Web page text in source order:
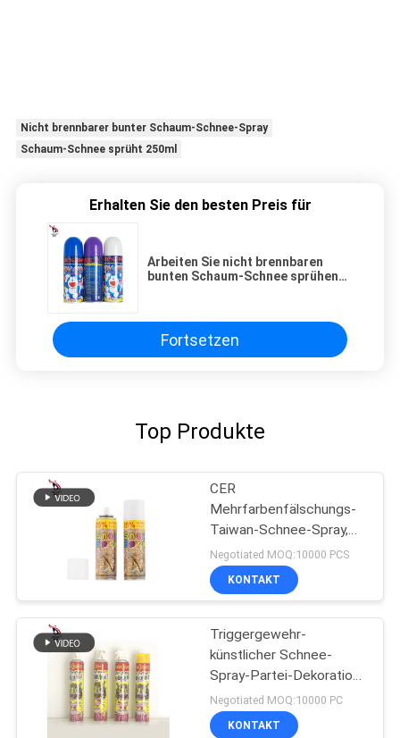
Nicht brennbarer bunter Schaum-Schnee-Spray
Schaum-Schnee sprüht 250ml
Erhalten Sie den besten Preis für
Arbeiten Sie nicht brennbaren
bunten Schaum-Schnee sprühen
Fortsetzen
Top Produkte
CER
Mehrfarbenfälschungs-
Taiwan-Schnee-Spray,
harmloser Schnee-Spray
für Hochzeit
Negotiated MOQ:10000 PCS
KONTAKT
Triggergewehr-
künstlicher Schnee-
Spray-Partei-Dekoration
im Freien 1200ml Eco
freundlicher weißer
Negotiated MOQ:10000 PC
KONTAKT